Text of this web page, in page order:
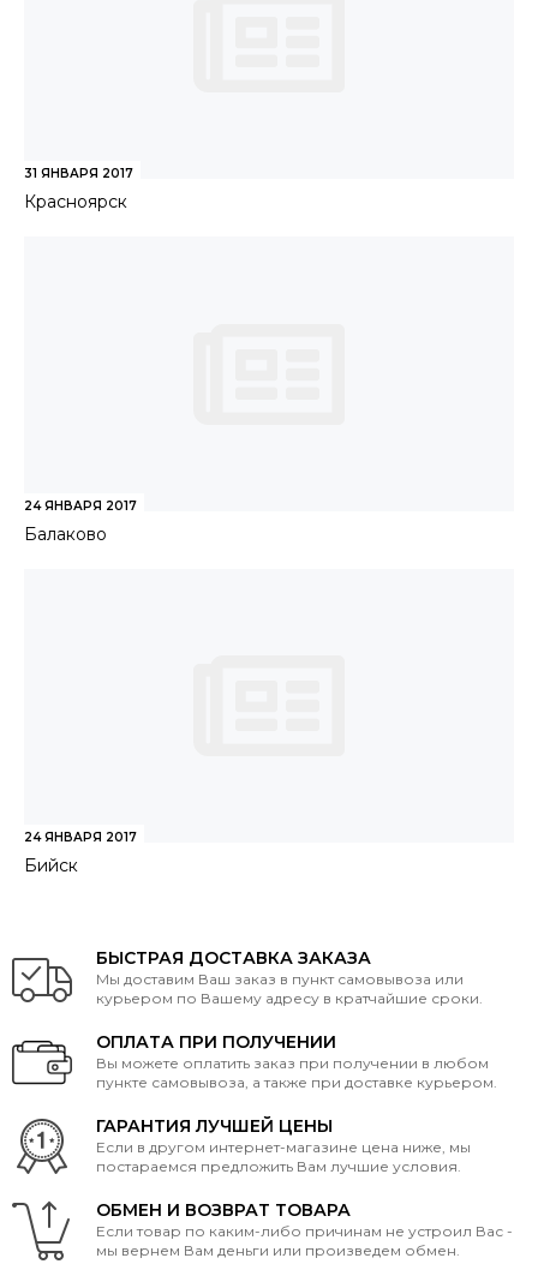
31 ЯНВАРЯ 2017
Красноярск
24 ЯНВАРЯ 2017
Балаково
24 ЯНВАРЯ 2017
Бийск
БЫСТРАЯ ДОСТАВКА ЗАКАЗА
Мы доставим Ваш заказ в пункт самовывоза или
курьером по Вашему адресу в кратчайшие сроки.
ОПЛАТА ПРИ ПОЛУЧЕНИИ
Вы можете оплатить заказ при получении в любом
пункте самовывоза, а также при доставке курьером.
ГАРАНТИЯ ЛУЧШЕЙ ЦЕНЫ
Если в другом интернет-магазине цена ниже, мы
постараемся предложить Вам лучшие условия.
ОБМЕН И ВОЗВРАТ ТОВАРА
Если товар по каким-либо причинам не устроил Вас -
мы вернем Вам деньги или произведем обмен.